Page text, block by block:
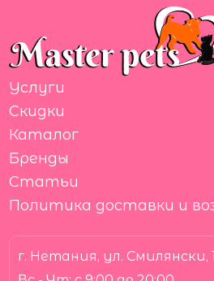
г. Нетания, ул. Смилянски,
Услуги
Скидки
Каталог
Бренды
Статьи
Политика доставки и